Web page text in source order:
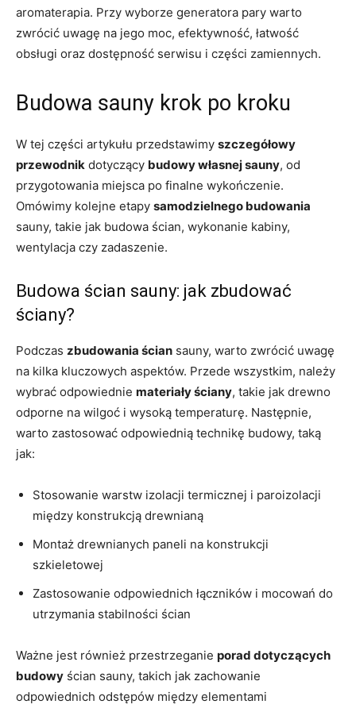
aromaterapia. Przy wyborze generatora pary warto
zwrócić uwagę na jego moc, efektywność, łatwość
obsługi oraz dostępność serwisu i części zamiennych.
Budowa sauny krok po kroku
W tej części artykułu przedstawimy szczegółowy
przewodnik dotyczący budowy własnej sauny, od
przygotowania miejsca po finalne wykończenie.
Omówimy kolejne etapy samodzielnego budowania
sauny, takie jak budowa ścian, wykonanie kabiny,
wentylacja czy zadaszenie.
Budowa ścian sauny: jak zbudować
ściany?
Podczas zbudowania ścian sauny, warto zwrócić uwagę
na kilka kluczowych aspektów. Przede wszystkim, należy
wybrać odpowiednie materiały ściany, takie jak drewno
odporne na wilgoć i wysoką temperaturę. Następnie,
warto zastosować odpowiednią technikę budowy, taką
jak:
Stosowanie warstw izolacji termicznej i paroizolacji
między konstrukcją drewnianą
Montaż drewnianych paneli na konstrukcji
szkieletowej
Zastosowanie odpowiednich łączników i mocowań do
utrzymania stabilności ścian
Ważne jest również przestrzeganie porad dotyczących
budowy ścian sauny, takich jak zachowanie
odpowiednich odstępów między elementami